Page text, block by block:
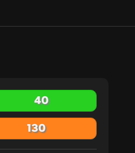
40
130